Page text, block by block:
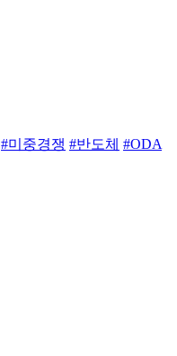
#미중경쟁 #반도체 #ODA